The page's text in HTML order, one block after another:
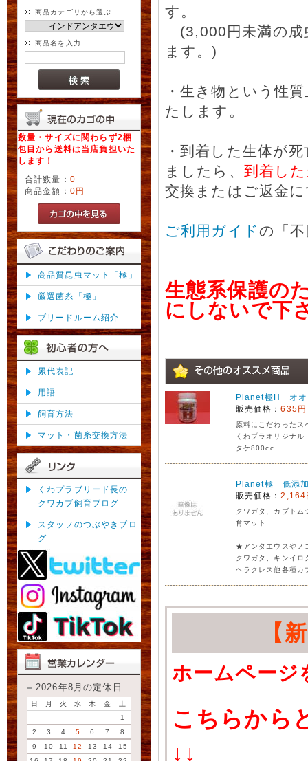
商品カテゴリから選ぶ
商品名を入力
数量・サイズに関わらず2梱
包目から送料は当店負担いた
します！
合計数量： 0
商品金額： 0円
高品質昆虫マット「極」
厳選菌糸「極」
ブリードルーム紹介
累代表記
用語
飼育方法
マット・菌糸交換方法
くわプラブリード長の
クワカブ飼育ブログ
スタッフのつぶやきブロ
グ
2026年8月の定休日
日 月 火 水 木 金
土
1
2
3 4 5 6 7
8
9
10 11 12 13 14
15
す。
(3,000円未満の成
ます。)
・生き物という性
たします。
・到着した生体が
ましたら、 到着し
交換またはご返金
ご利用ガイドの「
生態系保護の
にしないで下
Planet極H オオ
販売価格：635円
原料にこだわったス
くわプラオリジナ
タケ800cc
Planet極 低添
販売価格：2,164
クワガタ、カブトム
育マット
★アンタエウスやノ
クワガタ、キンイロ
ヘラクレス他各種カ
【
ホームページ
こちらから
↓↓